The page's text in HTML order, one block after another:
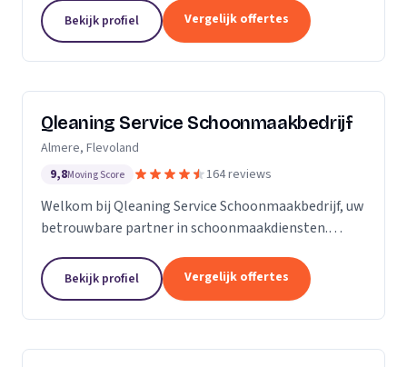
zijn Stel op Sprong gestart om mensen te helpen
en...
Bekijk profiel Vergelijk offertes
Qleaning Service Schoonmaakbedrijf
Almere, Flevoland
9,8Moving Score 164 reviews
Welkom bij Qleaning Service Schoonmaakbedrijf, uw
betrouwbare partner in schoonmaakdiensten.
ernaar om de standaard in schoonmaakexpertise
te...
Bekijk profiel Vergelijk offertes